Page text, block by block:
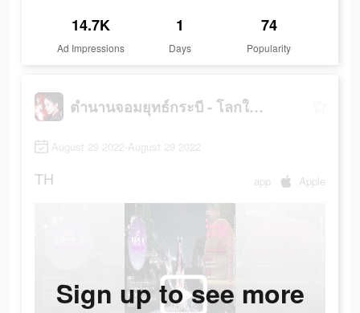
14.7K
Ad Impressions
1
Days
74
Popularity
ตำนานจอมยุทธ์กระบี - โลกใหม่
August 29 2022-August 29 2022
TH app Apple
Sign up to see more